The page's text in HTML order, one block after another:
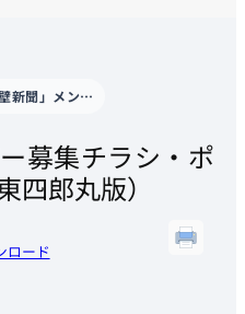
「壁新聞」メンバー募集チラシ・ポスター（四郎丸・東四郎丸版）
募集チラシ・ポ
四郎丸版）
ロード